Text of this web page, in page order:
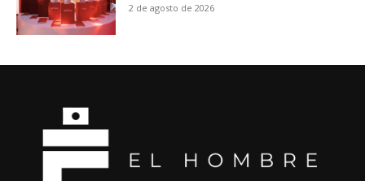
2 de agosto de 2026